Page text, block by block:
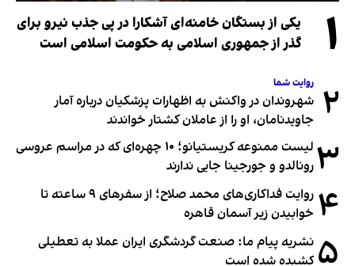
۱
یکی از بستگان خامنه‌ای آشکارا در پی جذب نیرو برای
گذر از جمهوری اسلامی به حکومت اسلامی است
۲ روایت شما
شهروندان در واکنش به اظهارات پزشکیان درباره آمار
جاویدنامان، او را از عاملان کشتار خواندند
۳
لیست ممنوعه کریستیانو؛ ۱۰ چهره‌ای که در مراسم عروسی
رونالدو و جورجینا جایی ندارند
۴
روایت فداکاری‌های محمد صلاح؛ از سفرهای ۹ ساعته تا
خوابیدن زیر آسمان قاهره
۵ نشریه پیام ما: صنعت گردشگری ایران عملا به تعطیلی
کشیده شده است